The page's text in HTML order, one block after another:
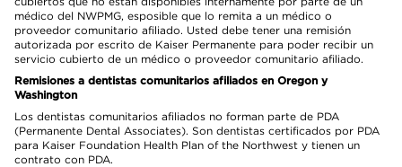
médico del NWPMG, esposible que lo remita a un médico o
proveedor comunitario afiliado. Usted debe tener una remisión
autorizada por escrito de Kaiser Permanente para poder recibir un
servicio cubierto de un médico o proveedor comunitario afiliado.
Remisiones a dentistas comunitarios afiliados en Oregon y
Washington
Los dentistas comunitarios afiliados no forman parte de PDA
(Permanente Dental Associates). Son dentistas certificados por PDA
para Kaiser Foundation Health Plan of the Northwest y tienen un
contrato con PDA.